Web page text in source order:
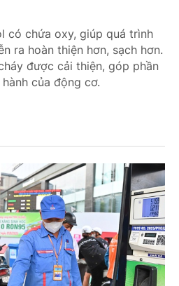
có chứa oxy, giúp quá trình
ra hoàn thiện hơn, sạch hơn.
được cải thiện, góp phần
của động cơ.